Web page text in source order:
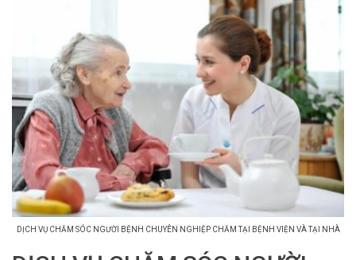
DỊCH VỤ CHĂM SÓC NGƯỜI BỆNH CHUYÊN NGHIỆP CHĂM TẠI BỆNH VIỆN VÀ TẠI NHÀ